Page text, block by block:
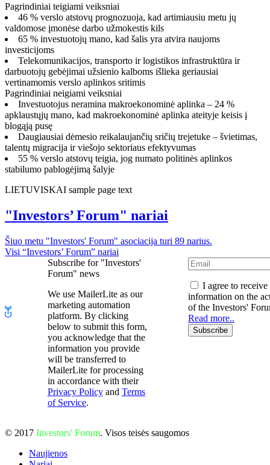
Pagrindiniai teigiami veiksniai
46 % verslo atstovų prognozuoja, kad artimiausiu metu jų
valdomose įmonėse darbo užmokestis kils
65 % investuotojų mano, kad šalis yra atvira naujoms
investicijoms
Telekomunikacijos, transporto ir logistikos infrastruktūra ir
darbuotojų gebėjimai užsienio kalboms išlieka geriausiai
vertinamomis verslo aplinkos sritimis
Pagrindiniai neigiami veiksniai
Investuotojus neramina makroekonominė aplinka – 24 %
apklaustųjų mano, kad makroekonominė aplinka ateityje keisis į
blogąją pusę
Daugiausiai dėmesio reikalaujančių sričių trejetuke – švietimas,
talentų migracija ir viešojo sektoriaus efektyvumas
55 % verslo atstovų teigia, jog numato politinės aplinkos
stabilumo pablogėjimą šalyje
LIETUVISKAI sample page text
"Investors’ Forum" nariai
Šiuo metu "Investors' Forum" asociacija turi 89 narius.
Visi “Investors’ Forum” nariai
Subscribe for "Investors'
Forum" news
We use MailerLite as our
marketing automation
platform. By clicking
below to submit this form,
you acknowledge that the
information you provide
will be transferred to
MailerLite for processing
in accordance with their
Privacy Policyand Terms
of Service.
I agree to receive
information on the
of the Investors'
Read more..
Subscribe
© 2017 Investors' Forum. Visos teisės saugomos
Naujienos